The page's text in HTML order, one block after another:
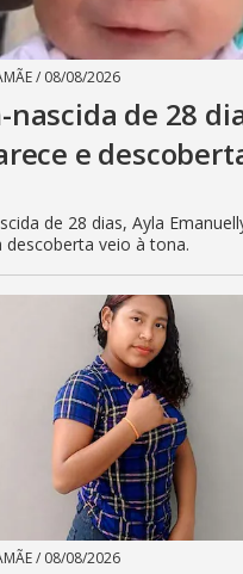
/ 08/08/2026
nascida de 28
e
de 28 dias, Ayla
descoberta veio à tona.
/ 08/08/2026